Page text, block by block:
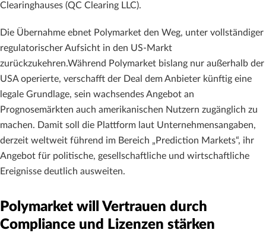
Clearinghauses (QC Clearing LLC).
Die Übernahme ebnet Polymarket den Weg, unter vollständiger
regulatorischer Aufsicht in den US-Markt
zurückzukehren.Während Polymarket bislang nur außerhalb der
USA operierte, verschafft der Deal dem Anbieter künftig eine
legale Grundlage, sein wachsendes Angebot an
Prognosemärkten auch amerikanischen Nutzern zugänglich zu
machen. Damit soll die Plattform laut Unternehmensangaben,
derzeit weltweit führend im Bereich „Prediction Markets“, ihr
Angebot für politische, gesellschaftliche und wirtschaftliche
Ereignisse deutlich ausweiten.
Polymarket will Vertrauen durch
Compliance und Lizenzen stärken